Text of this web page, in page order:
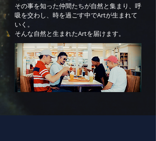
その事を知った仲間たちが自然と集まり、呼
吸を交わし、時を過ごす中でArtが生まれて
いく。
そんな自然と生まれたArtを届けます。